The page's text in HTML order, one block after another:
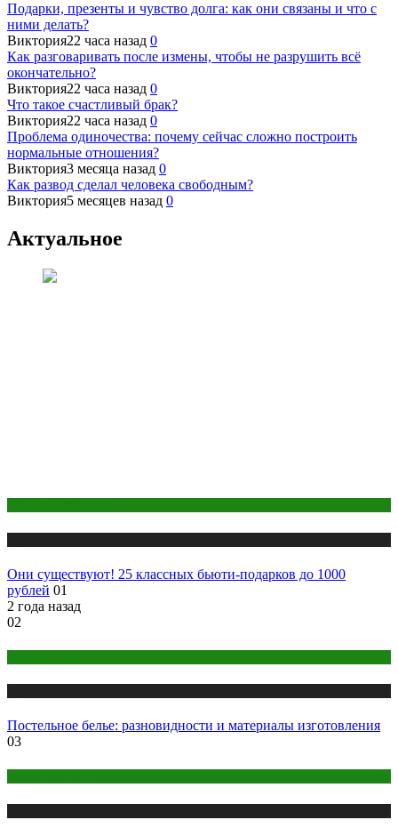
Подарки, презенты и чувство долга: как они связаны и что с
ними делать?
Виктория22 часа назад 0
Как разговаривать после измены, чтобы не разрушить всё
окончательно?
Виктория22 часа назад 0
Что такое счастливый брак?
Виктория22 часа назад 0
Проблема одиночества: почему сейчас сложно построить
нормальные отношения?
Виктория3 месяца назад 0
Как развод сделал человека свободным?
Виктория5 месяцев назад 0
Актуальное
Они существуют! 25 классных бьюти-подарков до 1000
рублей 01
2 года назад
02
Постельное белье: разновидности и материалы изготовления
03